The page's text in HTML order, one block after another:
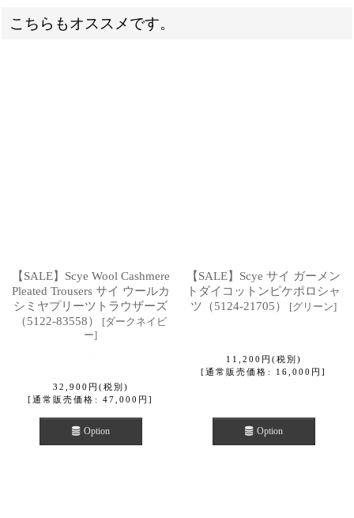
こちらもオススメです。
【SALE】Scye Wool Cashmere
Pleated Trousers サイ ウールカ
シミヤプリーツトラウザーズ
（5122-83558）
[ダークネイビ
ー]
32,900 円 (税別)
[通常販売価格 : 47,000 円 ]
Option
【SALE】Scye サイ ガーメン
トダイコットンピケポロシャ
ツ（5124-21705）
[グリーン]
11,200 円 (税別)
[通常販売価格 : 16,000 円 ]
Option